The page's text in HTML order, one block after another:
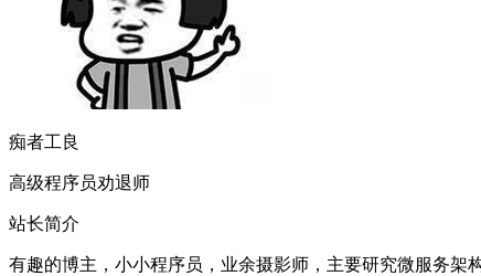
痴者工良
高级程序员劝退师
站长简介
有趣的博主，小小程序员，业余摄影师，主要研究微服务架